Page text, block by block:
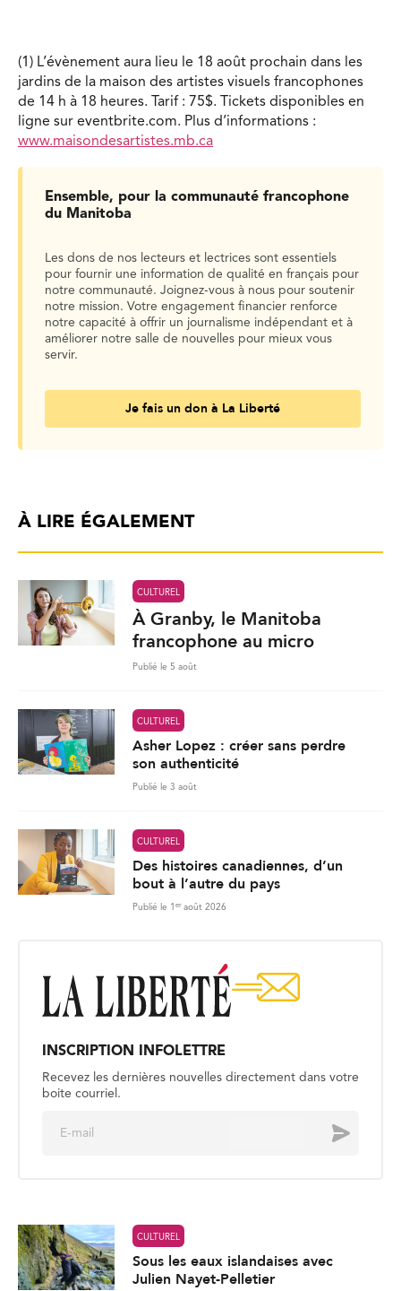
(1) L’évènement aura lieu le 18 août prochain dans les
jardins de la maison des artistes visuels francophones
de 14 h à 18 heures. Tarif : 75$. Tickets disponibles en
ligne sur eventbrite.com. Plus d’informations :
www.maisondesartistes.mb.ca
Ensemble, pour la communauté francophone
du Manitoba
Les dons de nos lecteurs et lectrices sont essentiels
pour fournir une information de qualité en français pour
notre communauté. Joignez-vous à nous pour soutenir
notre mission. Votre engagement financier renforce
notre capacité à offrir un journalisme indépendant et à
améliorer notre salle de nouvelles pour mieux vous
servir.
Je fais un don à La Liberté
À LIRE ÉGALEMENT
CULTUREL
À Granby, le Manitoba
francophone au micro
Publié le 5 août
CULTUREL
Asher Lopez : créer sans perdre
son authenticité
Publié le 3 août
CULTUREL
Des histoires canadiennes, d’un
bout à l’autre du pays
Publié le 1 er août 2026
INSCRIPTION INFOLETTRE
Recevez les dernières nouvelles directement dans votre
boite courriel.
Envoyer
CULTUREL
Sous les eaux islandaises avec
Julien Nayet-Pelletier